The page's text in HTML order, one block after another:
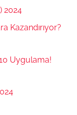
2024
Kazandırıyor?
Uygulama!